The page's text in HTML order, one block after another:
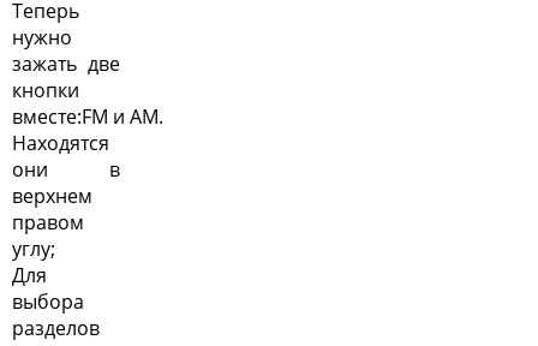
Теперь
нужно
зажать две
кнопки
вместе:FM и AM.
Находятся
они в
верхнем
правом
углу;
Для
выбора
разделов